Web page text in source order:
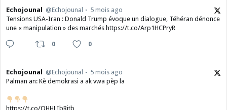
Echojounal @Echojounal
5 mois ago
Tensions USA-Iran : Donald Trump évoque un dialogue, Téhéran dénonce
une « manipulation » des marchés https://t.co/Arp1HCPryR
0 0
Echojounal @Echojounal
5 mois ago
Palman an: Kè demokrasi a ak vwa pèp la
https://t.co/QHHLIbRitb